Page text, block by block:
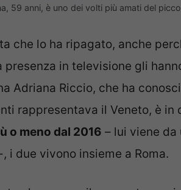
59 anni, è uno dei volti più amati del
che lo ha ripagato, anche
presenza in televisione gli
Adriana Riccio, che ha
rappresentava il Veneto, è in
o meno dal 2016 – lui viene
i due vivono insieme a Roma.